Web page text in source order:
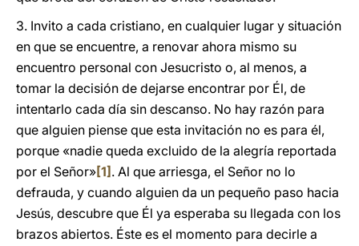
3. Invito a cada cristiano, en cualquier lugar y situación
en que se encuentre, a renovar ahora mismo su
encuentro personal con Jesucristo o, al menos, a
tomar la decisión de dejarse encontrar por Él, de
intentarlo cada día sin descanso. No hay razón para
que alguien piense que esta invitación no es para él,
porque «nadie queda excluido de la alegría reportada
por el Señor»[1] . Al que arriesga, el Señor no lo
defrauda, y cuando alguien da un pequeño paso hacia
Jesús, descubre que Él ya esperaba su llegada con los
brazos abiertos. Éste es el momento para decirle a